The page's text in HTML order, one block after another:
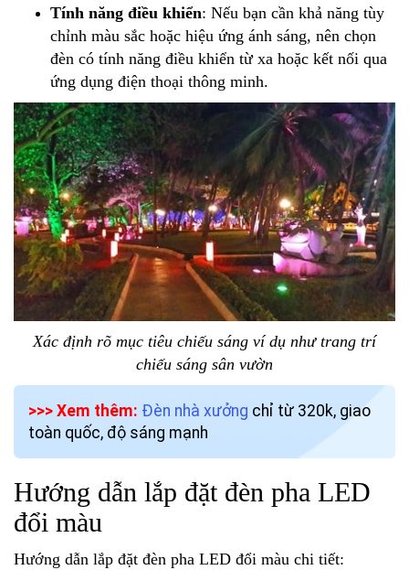
Tính năng điều khiển: Nếu bạn cần khả năng tùy
chỉnh màu sắc hoặc hiệu ứng ánh sáng, nên chọn
đèn có tính năng điều khiển từ xa hoặc kết nối qua
ứng dụng điện thoại thông minh.
Xác định rõ mục tiêu chiếu sáng ví dụ như trang trí
chiếu sáng sân vườn
>>> Xem thêm: Đèn nhà xưởng chỉ từ 320k, giao
toàn quốc, độ sáng mạnh
Hướng dẫn lắp đặt đèn pha LED
đổi màu
Hướng dẫn lắp đặt đèn pha LED đổi màu chi tiết: